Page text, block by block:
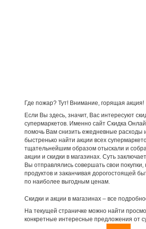
Где пожар? Тут! Внимание, горящая акция!
Если Вы здесь, значит, Вас интересуют
супермаркетов. Именно сайт Скидка
помочь Вам снизить ежедневные расходы
быстренько найти акции всех
тщательнейшим образом отыскали и
акции и скидки в магазинах. Суть
Вы отправлялись совершать свои покупки,
продуктов и заканчивая дорогостоящей
по наиболее выгодным ценам.
Скидки и акции в магазинах – все
На текущей страничке можно найти
конкретные интересные предложения от